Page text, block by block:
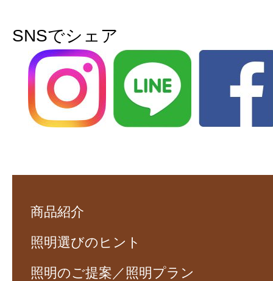
SNSでシェア
商品紹介
照明選びのヒント
照明のご提案／照明プラン